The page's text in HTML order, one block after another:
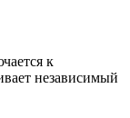
к
независимый